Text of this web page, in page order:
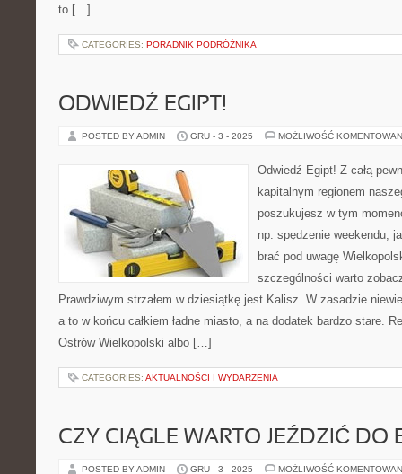
to […]
CATEGORIES: PORADNIK PODRÓŻNIKA
ODWIEDŹ EGIPT!
POSTED BY ADMIN GRU - 3 - 2025 MOŻLIWOŚĆ
Odwiedź Egipt! Z całą
kapitalnym regionem
poszukujesz w tym
np. spędzenie weekendu,
brać pod uwagę
szczególności warto
Prawdziwym strzałem w dziesiątkę jest Kalisz. W zasadzie
a to w końcu całkiem ładne miasto, a na dodatek bardzo stare.
Ostrów Wielkopolski albo […]
CATEGORIES: AKTUALNOŚCI I WYDARZENIA
CZY CIĄGLE WARTO JEŹDZIĆ DO
POSTED BY ADMIN GRU - 3 - 2025 MOŻLIWOŚĆ